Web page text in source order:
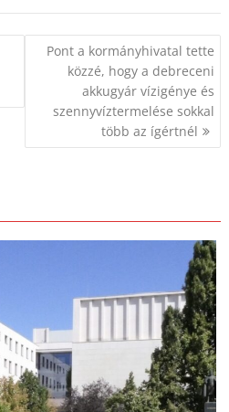
Pont a kormányhivatal tette
közzé, hogy a debreceni
akkugyár vízigénye és
szennyvíztermelése sokkal
több az ígértnél